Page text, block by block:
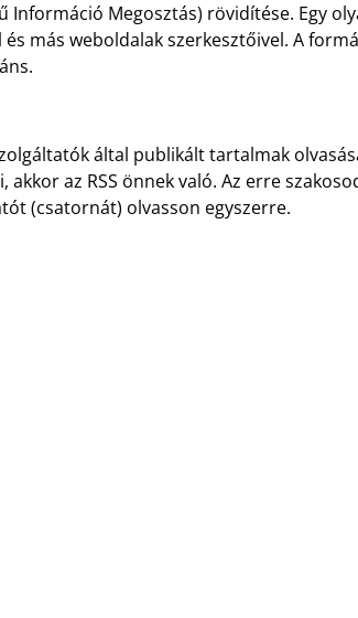
Információ Megosztás) rövidítése. Egy
más weboldalak szerkesztőivel. A
által publikált tartalmak
az RSS önnek való. Az erre
(csatornát) olvasson egyszerre.